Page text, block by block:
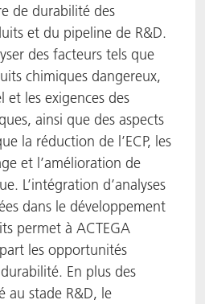
de durabilité des
et du pipeline de R&D.
des facteurs tels que
chimiques dangereux,
et les exigences des
ainsi que des aspects
la réduction de l’ECP, les
et l’amélioration de
L’intégration d’analyses
dans le développement
permet à ACTEGA
les opportunités
En plus des
au stade R&D, le